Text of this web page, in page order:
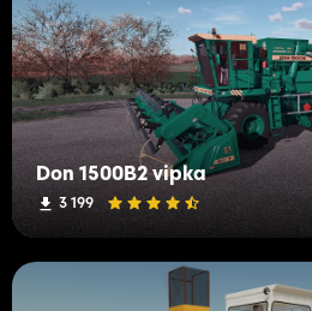
Don 1500B2 vipka
3 199